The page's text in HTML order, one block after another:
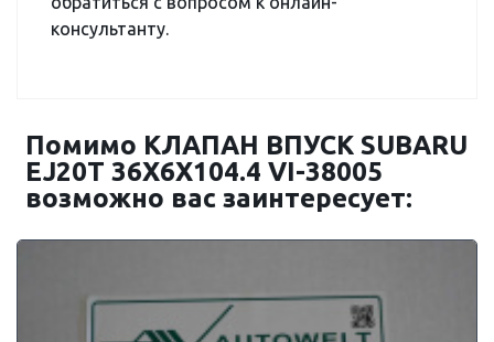
консультанту.
Помимо КЛАПАН ВПУСК SUBARU
EJ20T 36X6X104.4 VI-38005
возможно вас заинтересует: